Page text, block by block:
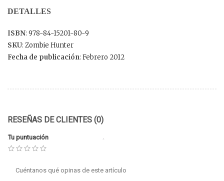
DETALLES
ISBN: 978-84-15201-80-9
SKU: Zombie Hunter
Fecha de publicación: Febrero 2012
RESEÑAS DE CLIENTES (0)
Tu puntuación